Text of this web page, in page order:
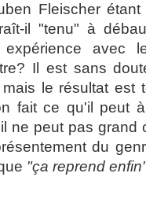
Fleischer
il "tenu" à
avec
Il est sans
le résultat est
fait ce qu'il peut
ne peut pas grand
du
"ça reprend